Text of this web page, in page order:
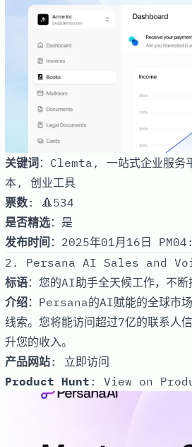
关键词：Clemta, 一站式企业服
本, 创业工具
票数: 🔺534
是否精选：是
发布时间 ：2025年01月16日
2. Persana AI Sales and
标语：您的AI助手全天候工作，不断
介绍：Persana的AI赋能的全球市场
线索。您将能访问超过7亿的联系人
升您的收入。
产品网站: 立即访问
Product Hunt : View on